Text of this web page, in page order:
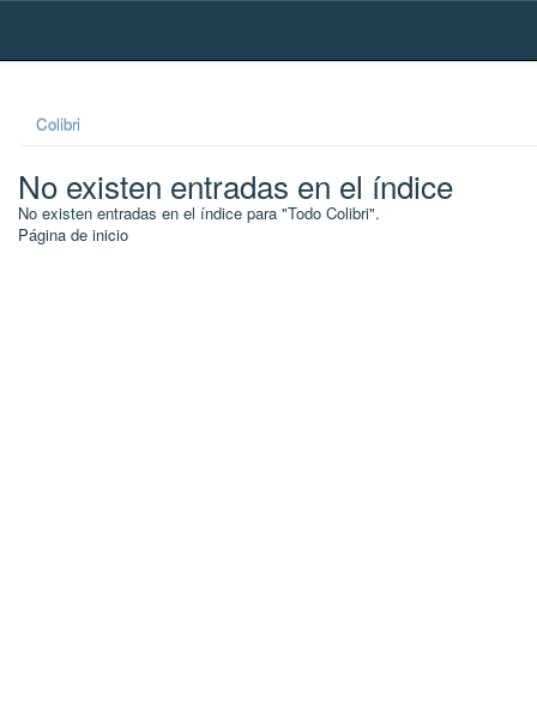
Skip
Colibri
No existen entradas en el índice
No existen entradas en el índice para "Todo Colibri".
Página de inicio